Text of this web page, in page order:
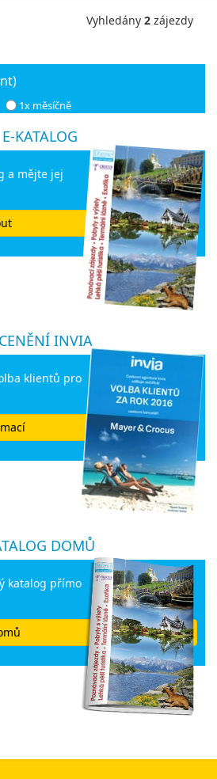
Vyhledány 2 zájezdy
1x měsíčně
E-KATALOG
a mějte jej
INVIA
klientů pro
DOMŮ
katalog přímo